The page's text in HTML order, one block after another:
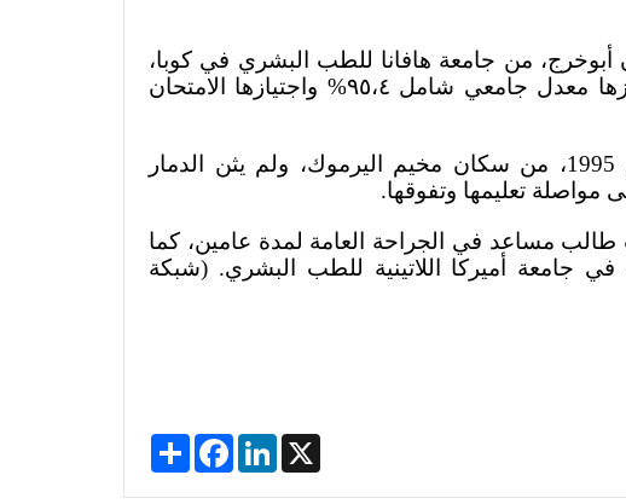
من جامعة هافانا للطب البشري في كوبا،
بعد حصولها على الشهادة الذهبية، لإحرازها معدل جامعي شامل ٩٥،٤% واجتيازها الامتحان
سماح فلسطينية سورية من مواليد عام 1995، من سكان مخيم اليرموك، ولم يثن الدمار
تعليمها وتفوقها.
مساعد في الجراحة العامة لمدة عامين، كما
جامعة أميركا اللاتينية للطب البشري. (شبكة
Share FacebookLinkedIn